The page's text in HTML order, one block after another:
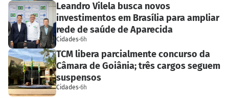
Leandro Vilela busca novos
investimentos em Brasília para ampliar
rede de saúde de Aparecida
Cidades·6h
TCM libera parcialmente concurso da
Câmara de Goiânia; três cargos seguem
suspensos
Cidades·6h